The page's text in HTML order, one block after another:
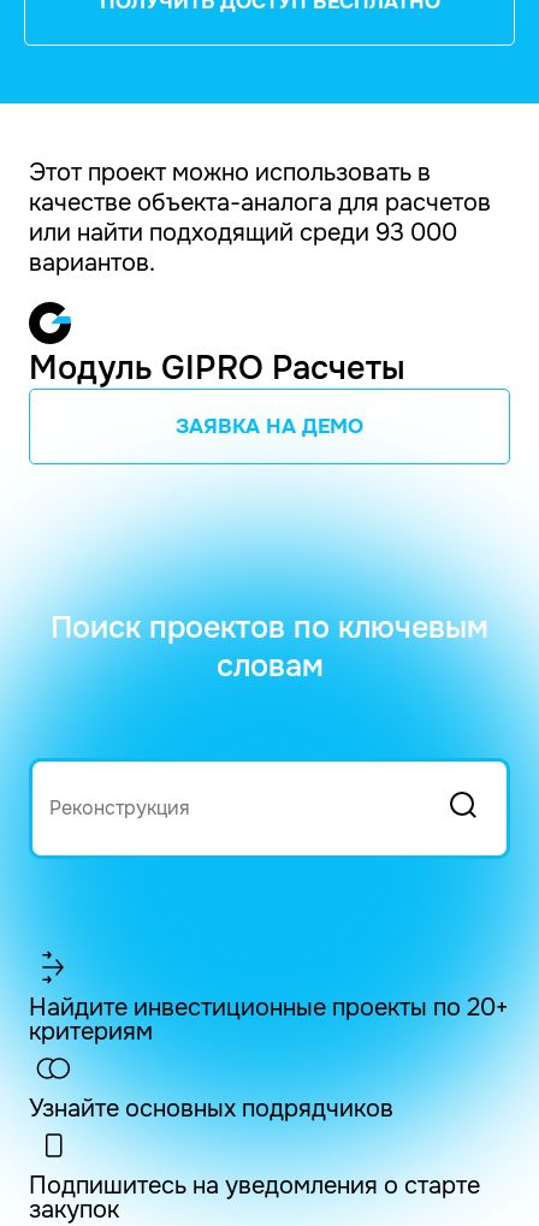
Этот проект можно использовать в
качестве объекта-аналога для расчетов
или найти подходящий среди 93 000
вариантов.
Модуль GIPRO Расчеты
ЗАЯВКА НА ДЕМО
Поиск проектов по ключевым
словам
Найдите инвестиционные проекты по 20+
критериям
Узнайте основных подрядчиков
Подпишитесь на уведомления о старте
закупок